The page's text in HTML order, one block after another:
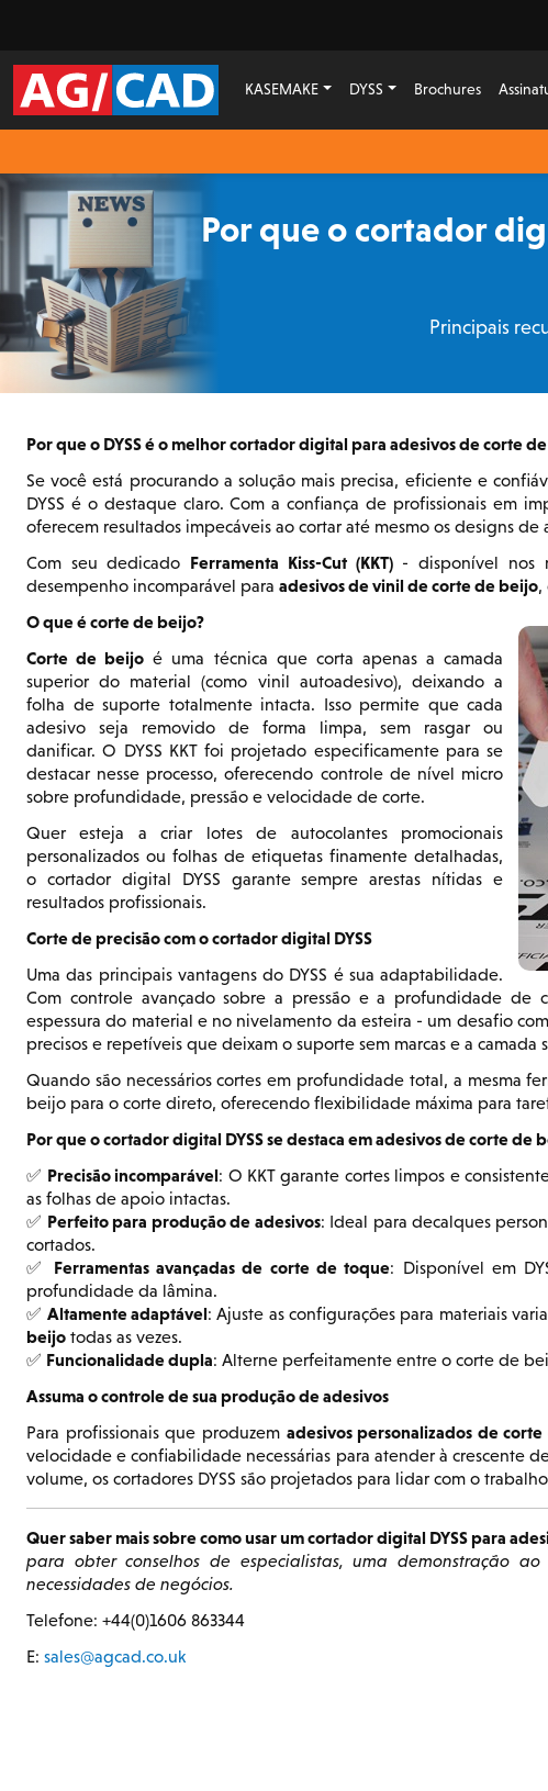
KASEMAKE DYSS Brochures
Por que o cortador
Principais
Por que o DYSS é o melhor cortador digital para adesivos de corte
Se você está procurando a solução mais precisa, eficiente e
DYSS é o destaque claro. Com a confiança de profissionais em
oferecem resultados impecáveis ao cortar até mesmo os designs de
Com seu dedicado Ferramenta Kiss-Cut (KKT)- disponível nos
desempenho incomparável para adesivos de vinil de corte de beijo,
O que é corte de beijo?
Corte de beijo é uma técnica que corta apenas a camada
superior do material (como vinil autoadesivo), deixando a
folha de suporte totalmente intacta. Isso permite que cada
adesivo seja removido de forma limpa, sem rasgar ou
danificar. O DYSS KKT foi projetado especificamente para se
destacar nesse processo, oferecendo controle de nível micro
sobre profundidade, pressão e velocidade de corte.
Quer esteja a criar lotes de autocolantes promocionais
personalizados ou folhas de etiquetas finamente detalhadas,
o cortador digital DYSS garante sempre arestas nítidas e
resultados profissionais.
Corte de precisão com o cortador digital DYSS
Uma das principais vantagens do DYSS é sua adaptabilidade.
Com controle avançado sobre a pressão e a profundidade de
espessura do material e no nivelamento da esteira - um desafio
precisos e repetíveis que deixam o suporte sem marcas e a
Quando são necessários cortes em profundidade total, a mesma
beijo para o corte direto, oferecendo flexibilidade máxima para
Por que o cortador digital DYSS se destaca em adesivos de corte de
✅ Precisão incomparável: O KKT garante cortes limpos e
as folhas de apoio intactas.
✅ Perfeito para produção de adesivos: Ideal para decalques
cortados.
✅ Ferramentas avançadas de corte de toque: Disponível em
profundidade da lâmina.
✅ Altamente adaptável: Ajuste as configurações para materiais
beijo todas as vezes.
✅ Funcionalidade dupla: Alterne perfeitamente entre o corte de
Assuma o controle de sua produção de adesivos
Para profissionais que produzem adesivos personalizados de
velocidade e confiabilidade necessárias para atender à crescente
volume, os cortadores DYSS são projetados para lidar com o
Quer saber mais sobre como usar um cortador digital DYSS para
para obter conselhos de especialistas, uma demonstração
necessidades de negócios.
Telefone: +44(0)1606 863344
E: sales@agcad.co.uk